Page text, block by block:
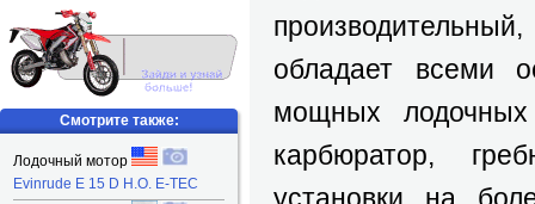
обладает всеми
мощных
карбюратор,
Смотрите также:
Лодочный мотор
Evinrude E 15 D H.O. E-TEC